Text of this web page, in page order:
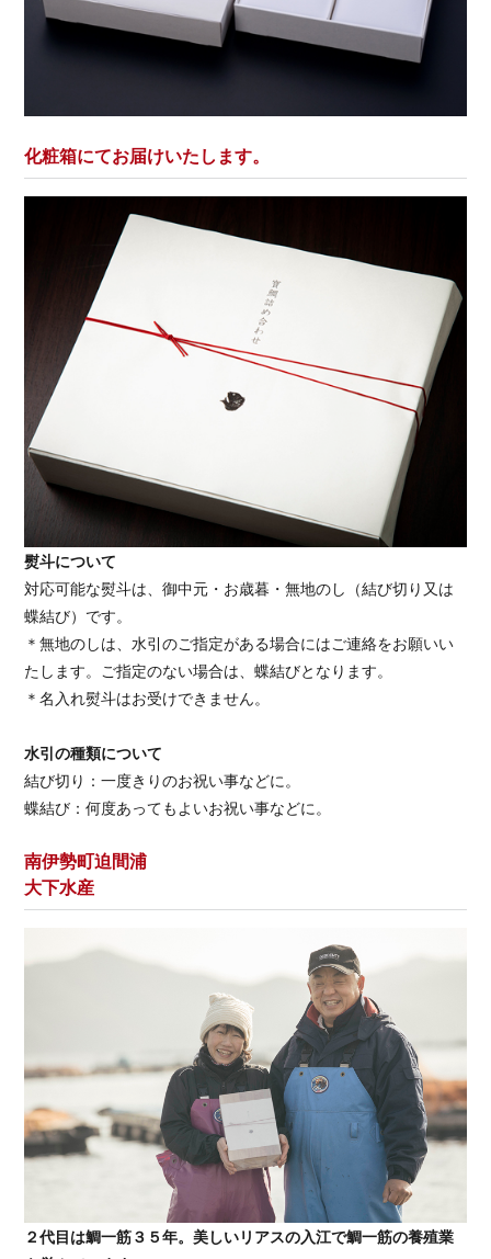
化粧箱にてお届けいたします。
熨斗について
対応可能な熨斗は、御中元・お歳暮・無地のし（結び切り又は
蝶結び）です。
＊無地のしは、水引のご指定がある場合にはご連絡をお願いい
たします。ご指定のない場合は、蝶結びとなります。
＊名入れ熨斗はお受けできません。
水引の種類について
結び切り：一度きりのお祝い事などに。
蝶結び：何度あってもよいお祝い事などに。
南伊勢町迫間浦
大下水産
２代目は鯛一筋３５年。美しいリアスの入江で鯛一筋の養殖業